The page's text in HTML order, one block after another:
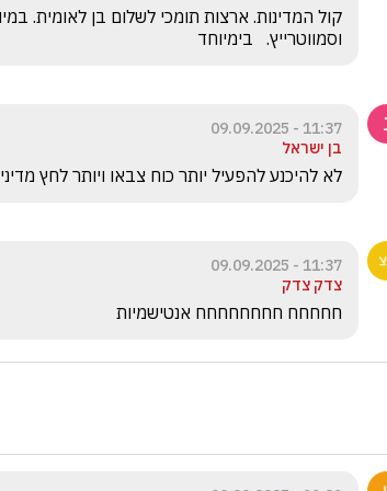
וסמווטרייץ.   בימיוחד
11:37 - 09.09.2025
בן ישראל
לא להיכנע להפעיל יותר כוח צבאו ויותר לחץ מדיני
11:37 - 09.09.2025
צדק צדק
חחחחח חחחחחחחח אנטישמיות